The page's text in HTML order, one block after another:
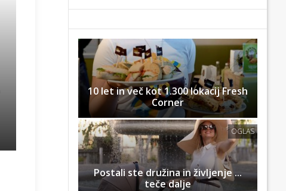
10 let in več kot 1.300 lokacij Fresh
Corner
OGLAS
Postali ste družina in življenje ...
teče dalje